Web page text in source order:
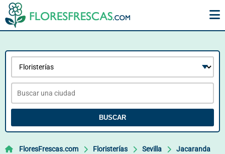
BUSCAR
FloresFrescas.com Floristerías Sevilla Jacaranda